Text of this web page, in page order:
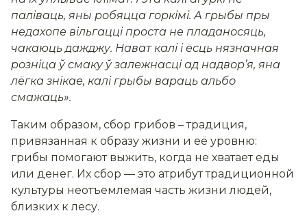
паліваць, яны робяцца горкімі. А грыбы пры
недахопе вільгацці проста не пладаносяць,
чакаюць дажджу. Нават калі і ёсць нязначная
розніца ў смаку ў залежнасці ад надвор’я, яна
лёгка знікае, калі грыбы вараць альбо
смажаць».
Таким образом, сбор грибов – традиция,
привязанная к образу жизни и её уровню:
грибы помогают выжить, когда не хватает еды
или денег. Их сбор — это атрибут традиционной
культуры неотъемлемая часть жизни людей,
близких к лесу.